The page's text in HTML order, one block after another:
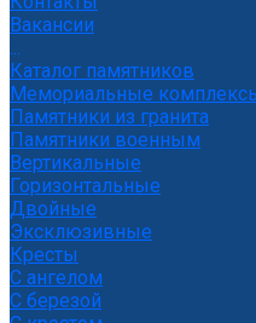
Вакансии
...
Каталог памятников
Мемориальные
Памятники из гранита
Памятники военным
Вертикальные
Горизонтальные
Двойные
Эксклюзивные
Кресты
С ангелом
С березой